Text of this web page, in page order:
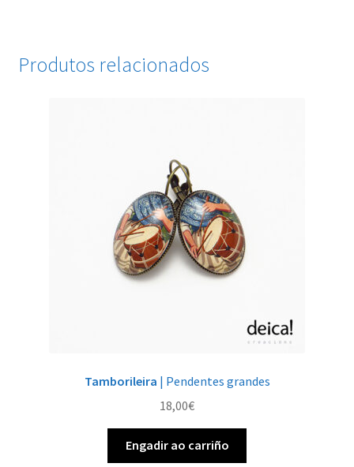
Produtos relacionados
Tamborileira | Pendentes grandes
18,00€
Engadir ao carriño